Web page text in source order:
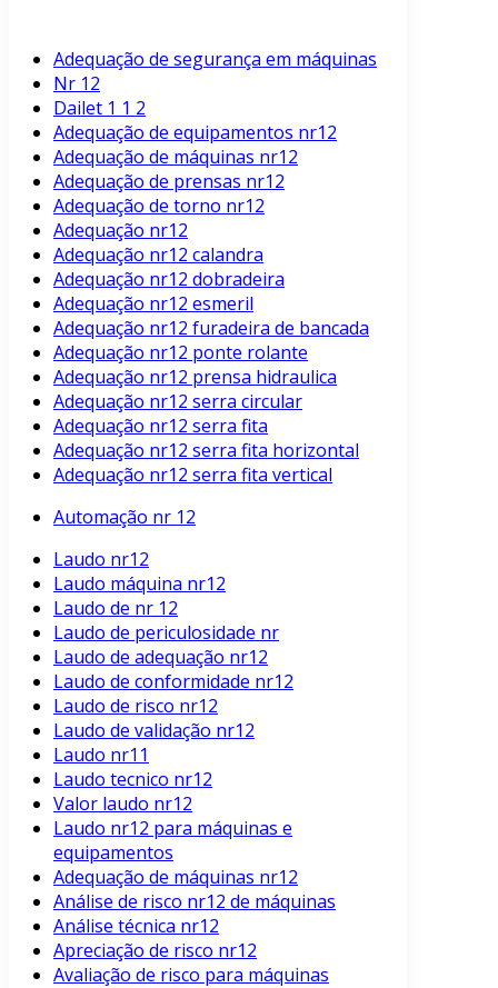
Adequação de segurança em máquinas
Nr 12
Dailet 1 1 2
Adequação de equipamentos nr12
Adequação de máquinas nr12
Adequação de prensas nr12
Adequação de torno nr12
Adequação nr12
Adequação nr12 calandra
Adequação nr12 dobradeira
Adequação nr12 esmeril
Adequação nr12 furadeira de bancada
Adequação nr12 ponte rolante
Adequação nr12 prensa hidraulica
Adequação nr12 serra circular
Adequação nr12 serra fita
Adequação nr12 serra fita horizontal
Adequação nr12 serra fita vertical
Automação nr 12
Laudo nr12
Laudo máquina nr12
Laudo de nr 12
Laudo de periculosidade nr
Laudo de adequação nr12
Laudo de conformidade nr12
Laudo de risco nr12
Laudo de validação nr12
Laudo nr11
Laudo tecnico nr12
Valor laudo nr12
Laudo nr12 para máquinas e
equipamentos
Adequação de máquinas nr12
Análise de risco nr12 de máquinas
Análise técnica nr12
Apreciação de risco nr12
Avaliação de risco para máquinas